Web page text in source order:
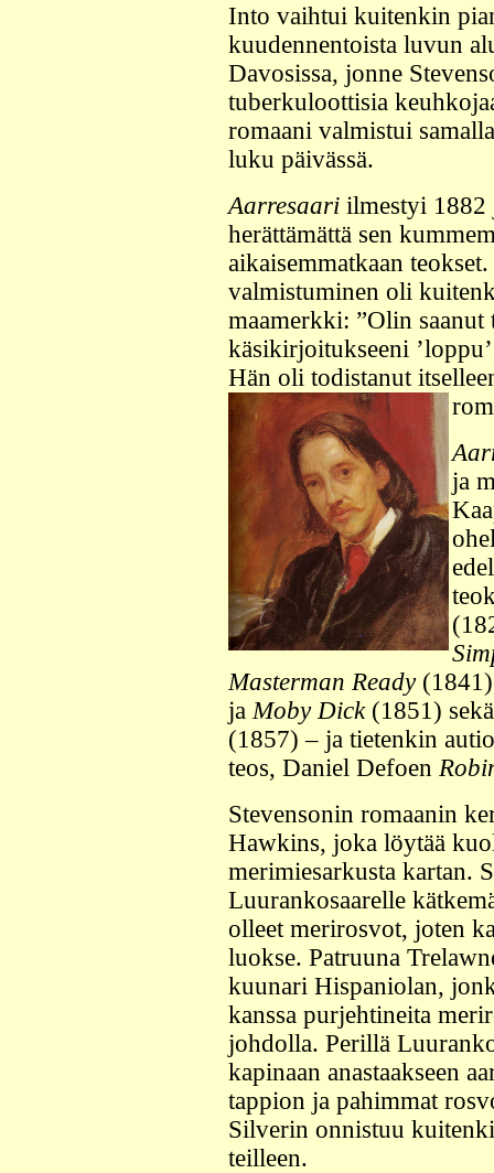
Into vaihtui kuitenkin
kuudennentoista luvun
Davosissa, jonne
tuberkuloottisia
romaani valmistui
luku päivässä.
Aarresaari ilmestyi 1882
herättämättä sen
aikaisemmatkaan
valmistuminen oli
maamerkki: ”Olin
käsikirjoitukseeni
Hän oli todistanut
ja
Masterman Ready
ja Moby Dick(1851)
(1857) – ja tietenkin
teos, Daniel Defoen
Stevensonin romaanin
Hawkins, joka löytää
merimiesarkusta kartan.
Luurankosaarelle
olleet merirosvot, joten
luokse. Patruuna
kuunari Hispaniolan,
kanssa purjehtineita
johdolla. Perillä
kapinaan anastaakseen
tappion ja pahimmat
Silverin onnistuu
teilleen.